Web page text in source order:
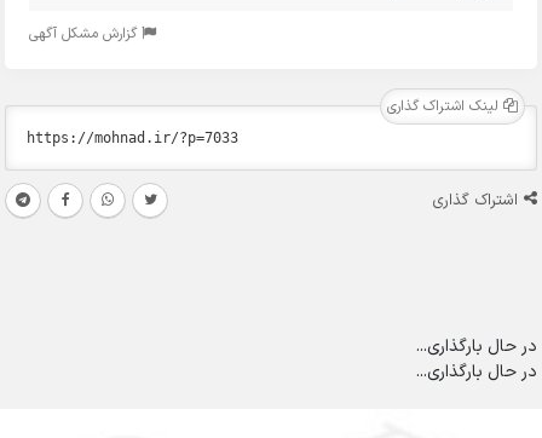
گزارش مشکل آگهی
لینک اشتراک گذاری
اشتراک گذاری
در حال بارگذاری...
در حال بارگذاری...